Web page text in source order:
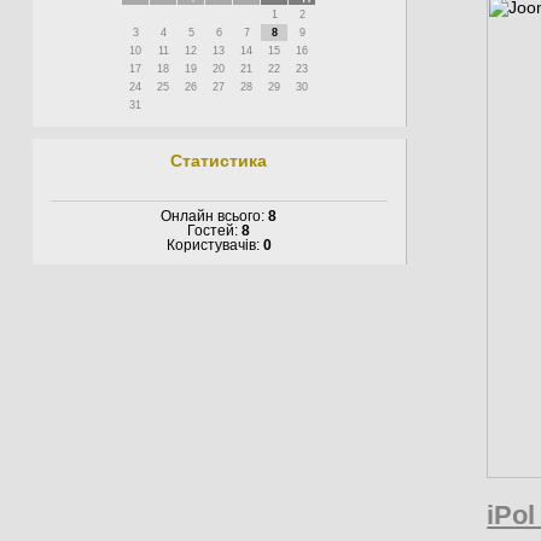
1
2
3
4 5 6 7 8
9
10
11 12 13 14 15
16
17
18 19 20 21 22
23
24
25 26 27 28 29
30
31
Статистика
Онлайн всього:8
Гостей:8
Користувачів: 0
iPol